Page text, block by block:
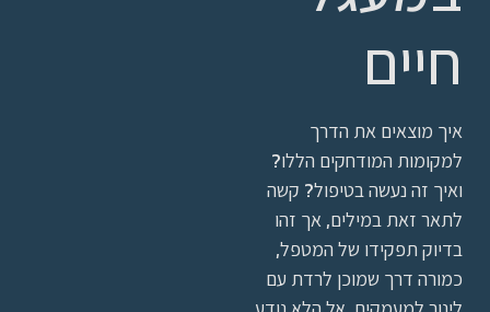
חיים
איך מוצאים את הדרך
למקומות המודחקים הללו?
ואיך זה נעשה בטיפול? קשה
לתאר זאת במילים, אך זהו
בדיוק תפקידו של המטפל,
כמורה דרך שמוכן לרדת עם